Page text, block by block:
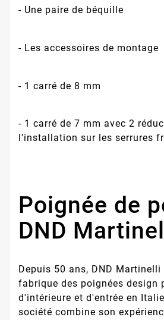
- Une paire de béquille
- Les accessoires de montage
- 1 carré de 8 mm
- 1 carré de 7 mm avec 2
l'installation sur les serrures
Poignée de
DND
Depuis 50 ans, DND
fabrique des poignées design
d'intérieure et d'entrée en
société combine son